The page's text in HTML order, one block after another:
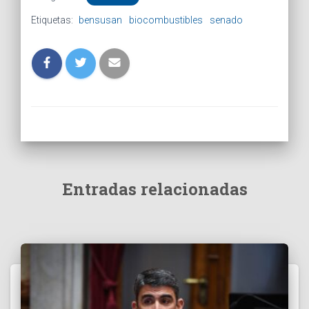
Etiquetas: bensusan biocombustibles senado
Entradas relacionadas